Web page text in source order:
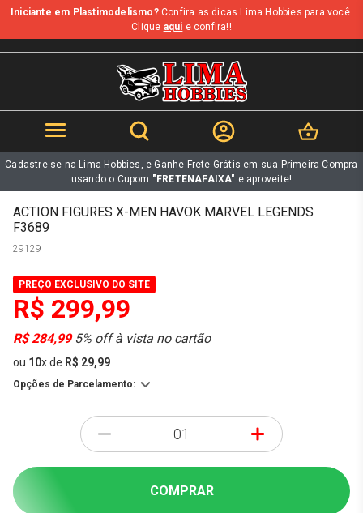
b
Iniciante em Plastimodelismo?Confira as dicas Lima Hobbies para você.
Clique aqui e confira!!
Cadastre-se na Lima Hobbies, e Ganhe Frete Grátis em sua Primeira Compra
usando o Cupom "FRETENAFAIXA" e aproveite!
ACTION FIGURES X-MEN HAVOK MARVEL LEGENDS
F3689
29129
PREÇO EXCLUSIVO DO SITE
R$ 299,99
R$ 284,995% off à vista no cartão
ou 10xde R$ 29,99
Opções de Parcelamento:
- +
COMPRAR